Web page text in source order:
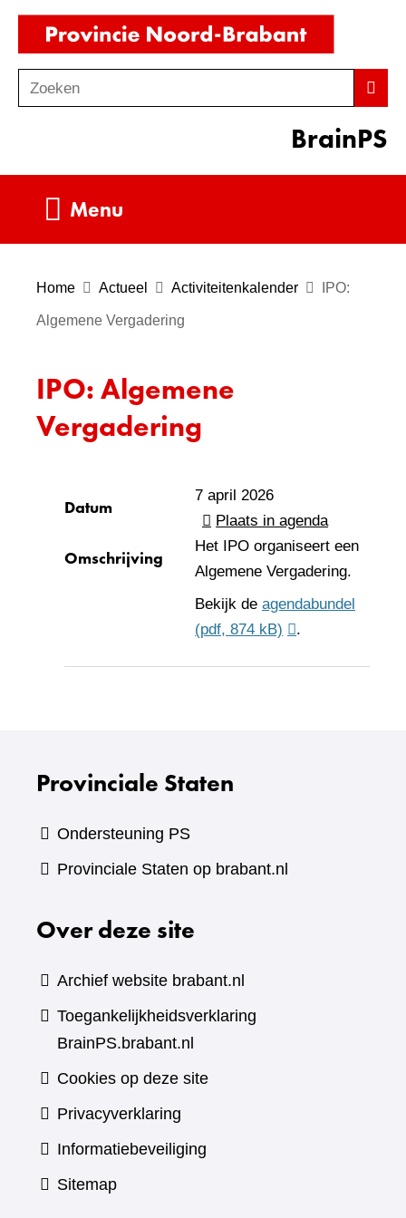
Ga
de
inhoud
o
Zoeken
BrainPS
Menu
Home Actueel Activiteitenkalender IPO:
Algemene Vergadering
IPO: Algemene
Vergadering
Datum
7 april 2026
Plaats in agenda
Omschrijving
Het IPO organiseert een
Algemene Vergadering.
Bekijk de agendabundel
(pdf, 874 kB)
.
Provinciale Staten
Ondersteuning PS
Provinciale Staten op brabant.nl
Over deze site
Archief website brabant.nl
Toegankelijkheidsverklaring
BrainPS.brabant.nl
Cookies op deze site
Privacyverklaring
Informatiebeveiliging
Sitemap